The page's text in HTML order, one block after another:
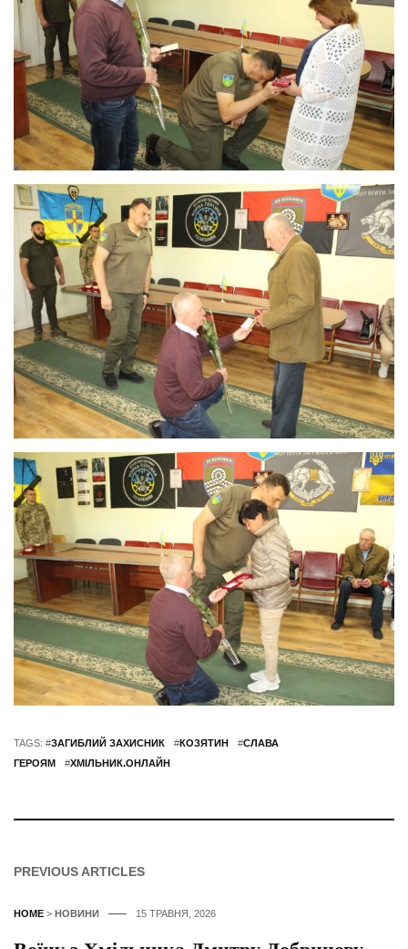
TAGS: #ЗАГИБЛИЙ ЗАХИСНИК #КОЗЯТИН #СЛАВА
ГЕРОЯМ
#ХМІЛЬНИК.ОНЛАЙН
PREVIOUS ARTICLES
HOME > НОВИНИ 15 ТРАВНЯ, 2026